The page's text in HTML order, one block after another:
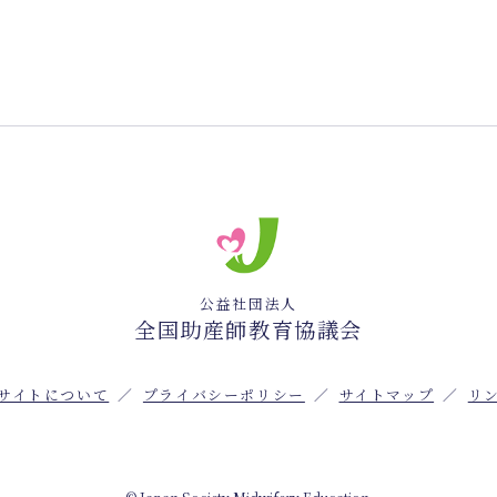
公益社団法人
全国助産師教育協議会
イトについて プライバシーポリシー サイトマップ リ